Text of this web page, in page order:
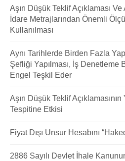
Aşırı Düşük Teklif Açıklaması
İdare Metrajlarından Önemli
Kullanılması
Aynı Tarihlerde Birden Fazla
Şefliği Yapılması, İş
Engel Teşkil Eder
Aşırı Düşük Teklif
Tespitine Etkisi
Fiyat Dışı Unsur Hesabını
2886 Sayılı Devlet İhale